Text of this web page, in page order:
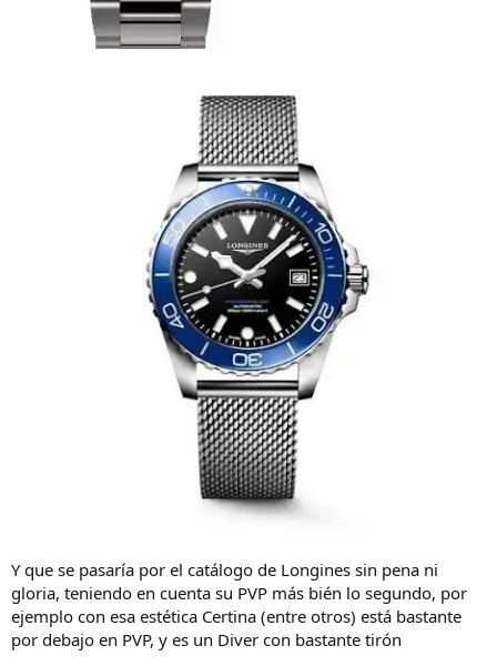
Y que se pasaría por el catálogo de Longines sin pena ni
gloria, teniendo en cuenta su PVP más bién lo segundo, por
ejemplo con esa estética Certina (entre otros) está bastante
por debajo en PVP, y es un Diver con bastante tirón